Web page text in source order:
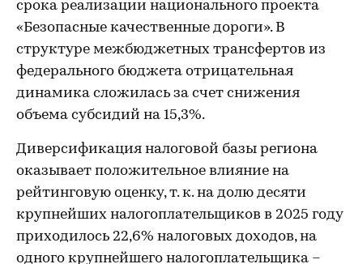
срока реализации национального проекта
«Безопасные качественные дороги». В
структуре межбюджетных трансфертов из
федерального бюджета отрицательная
динамика сложилась за счет снижения
объема субсидий на 15,3%.
Диверсификация налоговой базы региона
оказывает положительное влияние на
рейтинговую оценку, т. к. на долю десяти
крупнейших налогоплательщиков в 2025 году
приходилось 22,6% налоговых доходов, на
одного крупнейшего налогоплательщика –